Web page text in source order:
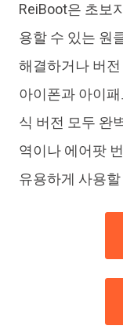
ReiBoot은 초보
용할 수 있는 원
해결하거나 버
아이폰과 아이
식 버전 모두 완
역이나 에어팟
유용하게 사용